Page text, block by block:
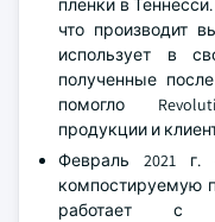
пленки в
что производит
использует в
полученные
помогло
продукции и
Февраль 2021 г.
компостируемую
работает с